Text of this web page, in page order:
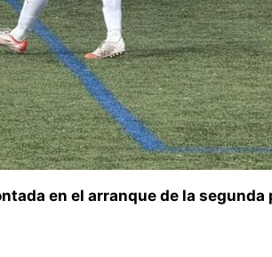
en el arranque de la segunda